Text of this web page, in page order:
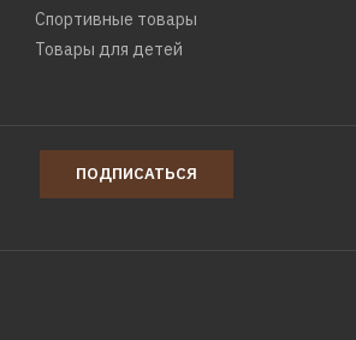
Спортивные товары
Товары для детей
ПОДПИСАТЬСЯ